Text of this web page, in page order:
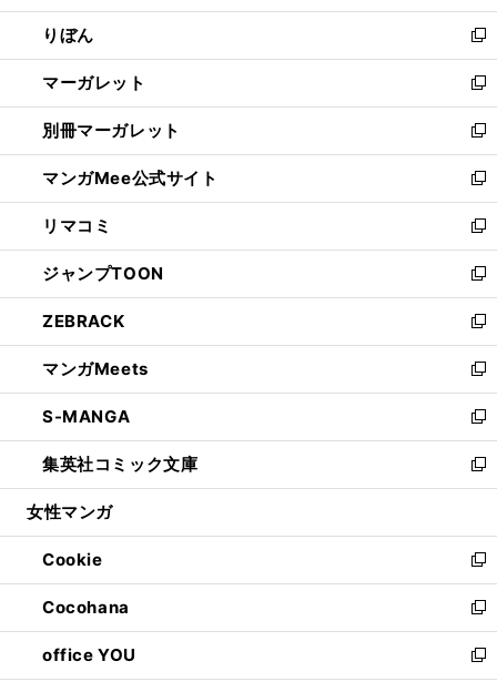
開
く
ウ
で
開
く
ン
ド
ウ
で
開
く
ウ
ィ
ン
ド
ウ
で
開
く
りぼん
新
し
い
ウ
ィ
ン
ド
ウ
で
開
く
マーガレット
新
し
い
ウ
ィ
ン
ド
ウ
で
開
く
別冊マーガレット
新
し
い
ウ
ィ
ン
ド
ウ
で
開
く
マンガMee公式サイト
新
し
い
ウ
ィ
ン
ド
ウ
で
開
く
リマコミ
新
し
い
ウ
ィ
ン
ド
ウ
で
開
く
ジャンプTOON
新
し
い
ウ
ィ
ン
ド
ウ
で
開
ZEBRACK
新
し
い
ウ
ィ
ン
ド
ウ
開
く
マンガMeets
新
し
い
ウ
ィ
ン
ウ
で
開
く
S-MANGA
新
し
い
ウ
ン
ド
ウ
で
開
く
集英社コミック文庫
新
し
ウ
ィ
ン
ド
ウ
で
開
女性マンガ
Cookie
新
し
い
ウ
ィ
ン
Cocohana
新
し
い
ウ
office YOU
新
し